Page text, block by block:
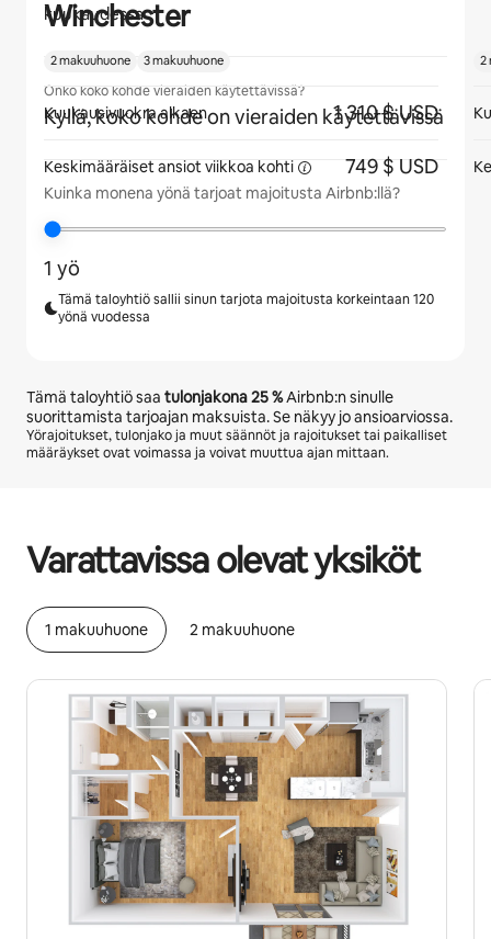
kuukaudessa
Onko koko kohde vieraiden käytettävissä?
Kyllä, koko kohde on vieraiden käytettävissä
Kuinka monena yönä tarjoat majoitusta Airbnb:llä?
1 yö
Tämä taloyhtiö sallii sinun tarjota majoitusta korkeintaan 120
yönä vuodessa
Tämä taloyhtiö saa tulonjakona25 %Airbnb:n sinulle
suorittamista tarjoajan maksuista. Se näkyy jo ansioarviossa.
Yörajoitukset, tulonjako ja muut säännöt ja rajoitukset tai paikalliset
määräykset ovat voimassa ja voivat muuttua ajan mittaan.
Varattavissa olevat yksiköt
1 makuuhuone 2 makuuhuone
Winchester
2 makuuhuone 3 makuuhuone
Kuukausivuokra alkaen 1 310 $ USD
Keskimääräiset ansiot viikkoa kohti 749 $ USD
2